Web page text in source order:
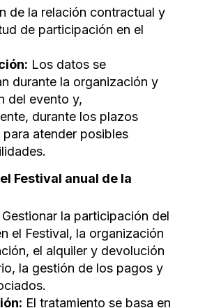
de la relación contractual y
de participación en el
Los datos se
durante la organización y
del evento y,
durante los plazos
para atender posibles
Festival anual de la
Gestionar la participación del
el Festival, la organización
el alquiler y devolución
la gestión de los pagos y
El tratamiento se basa en